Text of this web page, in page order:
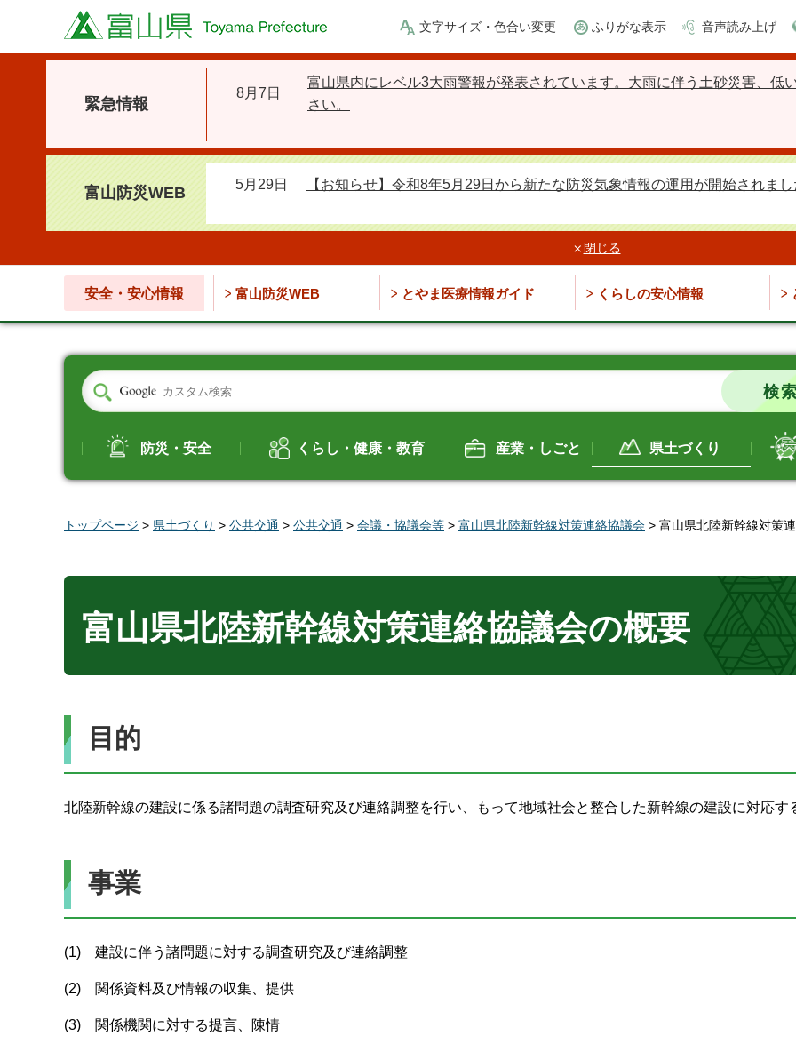
富山県 文字サイズ・色合い変更 ふりがな表示 音声読み上げ
緊急情報
8月7日
富山県内にレベル3大雨警報が発表されています。大雨に伴う土砂災害、低
さい。
富山防災WEB 5月29日 【お知らせ】令和8年5月29日から新たな防災気象情報の運用が開始されま
閉じる
安全・安心情報 富山防災WEB とやま医療情報ガイド くらしの安心情報
防災・安全 くらし・健康・教育 産業・しごと 県土づくり
トップページ > 県土づくり > 公共交通 > 公共交通 > 会議・協議会等 > 富山県北陸新幹線対策連絡協議会 > 富山県北陸新幹線対策
富山県北陸新幹線対策連絡協議会の概要
目的
北陸新幹線の建設に係る諸問題の調査研究及び連絡調整を行い、もって地域社会と整合した新幹線の建設に対応す
事業
(1) 建設に伴う諸問題に対する調査研究及び連絡調整
(2) 関係資料及び情報の収集、提供
(3) 関係機関に対する提言、陳情